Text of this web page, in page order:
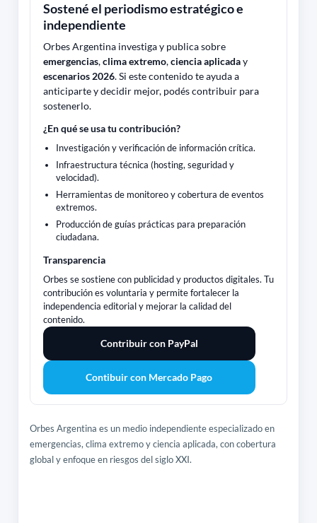
Sostené el periodismo estratégico e
independiente
Orbes Argentina investiga y publica sobre
emergencias,clima extremo,ciencia aplicaday
escenarios 2026. Si este contenido te ayuda a
anticiparte y decidir mejor, podés contribuir para
sostenerlo.
¿En qué se usa tu contribución?
Investigación y verificación de información crítica.
Infraestructura técnica (hosting, seguridad y
velocidad).
Herramientas de monitoreo y cobertura de eventos
extremos.
Producción de guías prácticas para preparación
ciudadana.
Transparencia
Orbes se sostiene con publicidad y productos digitales. Tu
contribución es voluntaria y permite fortalecer la
independencia editorial y mejorar la calidad del
contenido.
Contribuir con PayPal
Contibuir con Mercado Pago
Orbes Argentina es un medio independiente especializado en
emergencias, clima extremo y ciencia aplicada, con cobertura
global y enfoque en riesgos del siglo XXI.